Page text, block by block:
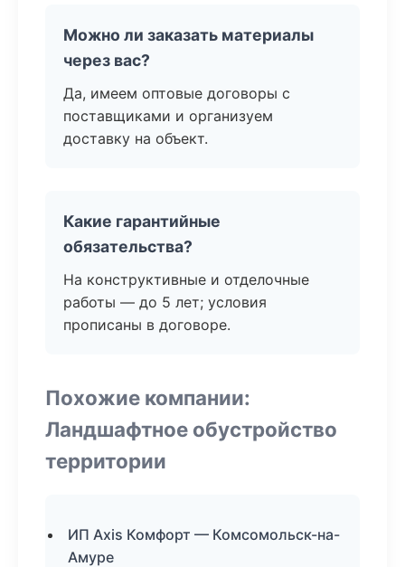
Можно ли заказать материалы
через вас?
Да, имеем оптовые договоры с
поставщиками и организуем
доставку на объект.
Какие гарантийные
обязательства?
На конструктивные и отделочные
работы — до 5 лет; условия
прописаны в договоре.
Похожие компании:
Ландшафтное обустройство
территории
ИП Axis Комфорт — Комсомольск-на-
Амуре